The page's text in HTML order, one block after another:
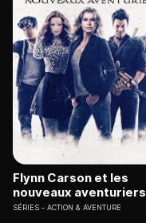
Flynn Carson et les
nouveaux aventuriers
SÉRIES ACTION & AVENTURE